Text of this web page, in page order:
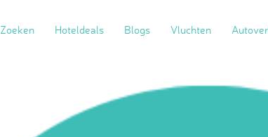
Zoeken Hoteldeals Blogs Vluchten